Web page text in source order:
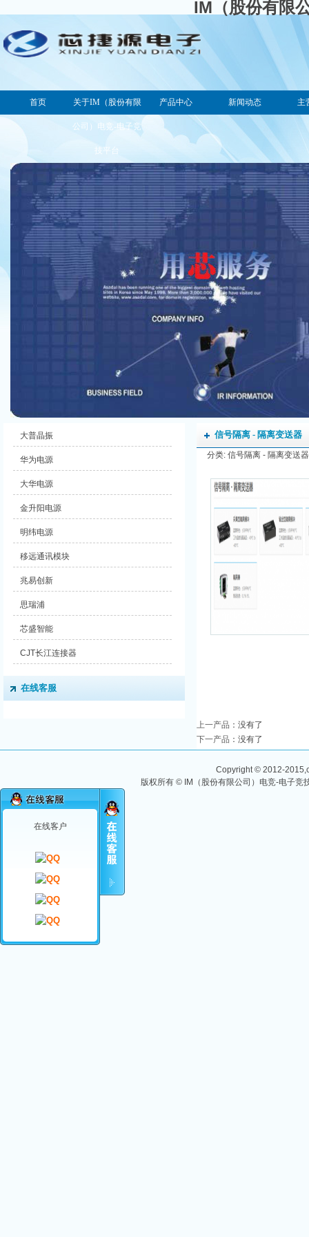
IM（股份有限
首页 关于IM（股份有限
公司）电竞-电子竞
技平台
产品中心 新闻动态 主
信号隔离 - 隔离变送器
分类: 信号隔离 - 隔离变送
上一产品 ：没有了
下一产品 ：没有了
大普晶振
华为电源
大华电源
金升阳电源
明纬电源
移远通讯模块
兆易创新
思瑞浦
芯盛智能
CJT长江连接器
在线客服
Copyright © 2012-
版权所有 © IM（股份有限公司）电竞-电子
在线客户